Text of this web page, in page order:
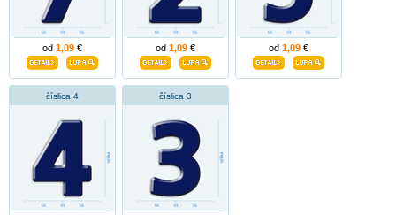
od 1,09 € od 1,09 € od 1,09 €
číslica 4 číslica 3